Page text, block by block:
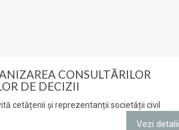
CONSULTĂRILOR
DE DECIZII
cetățenii și reprezentanții societății civil
Vezi detalii